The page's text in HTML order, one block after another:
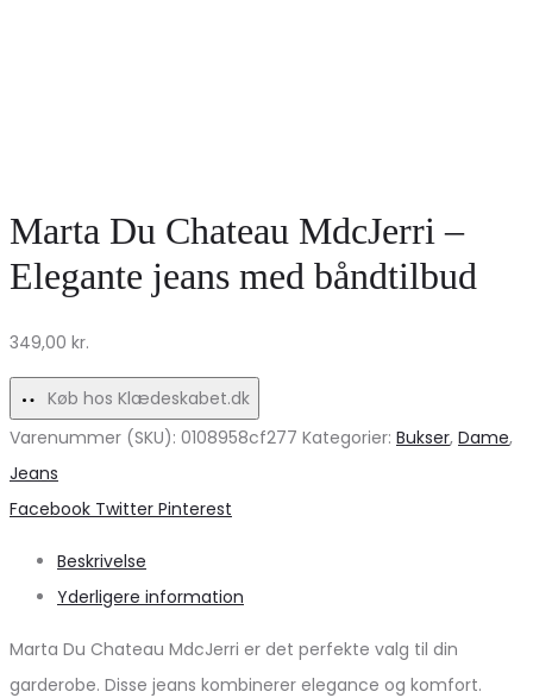
Marta Du Chateau MdcJerri –
Elegante jeans med båndtilbud
349,00 kr.
Køb hos Klædeskabet.dk
Varenummer (SKU): 0108958cf277 Kategorier: Bukser, Dame,
Jeans
Share
Facebook Twitter Pinterest
Beskrivelse
Yderligere information
Marta Du Chateau MdcJerri er det perfekte valg til din
garderobe. Disse jeans kombinerer elegance og komfort.